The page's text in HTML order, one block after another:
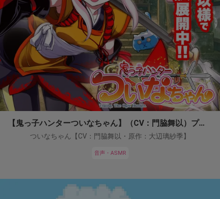
【鬼っ子ハンターついなちゃん】（CV：門脇舞以）プロジェクト！
ついなちゃん【CV：門脇舞以・原作：大辺璃紗季】
音声・ASMR